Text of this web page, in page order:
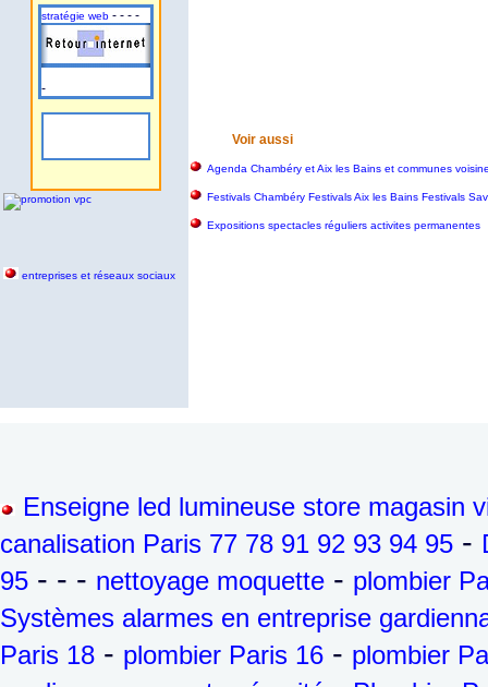
stratégie web - - - -
-
entreprises et réseaux sociaux
Voir aussi
Agenda Chambéry et Aix les Bains et communes
Festivals Chambéry Festivals Aix les Bains Festivals
Expositions spectacles réguliers activites permanentes
Enseigne led lumineuse store magasin
canalisation Paris 77 78 91 92 93 94 95 -
95 - - - nettoyage moquette - plombier
Systèmes alarmes en entreprise
Paris 18 - plombier Paris 16 - plombier